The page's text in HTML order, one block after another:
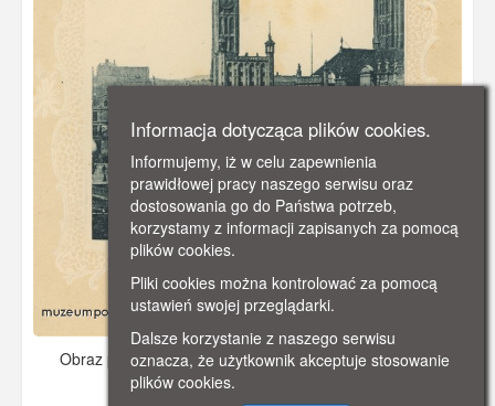
Obraz pochodzi zok. 1910 r.Dodano: 2019-11-06 17:19
Wyświetlono: 3070
Informacja dotycząca plików cookies.
Informujemy, iż w celu zapewnienia
prawidłowej pracy naszego serwisu oraz
dostosowania go do Państwa potrzeb,
korzystamy z informacji zapisanych za pomocą
plików cookies.
Pliki cookies można kontrolować za pomocą
ustawień swojej przeglądarki.
Dalsze korzystanie z naszego serwisu
oznacza, że użytkownik akceptuje stosowanie
plików cookies.